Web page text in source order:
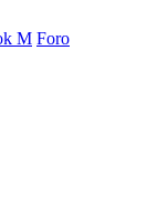
M Foro